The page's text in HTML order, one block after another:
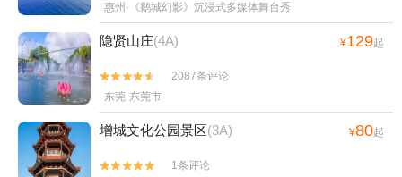
惠州·《鹅城幻影》沉浸式多媒体舞台秀
隐贤山庄(4A) ¥129起


2087条评论
东莞·东莞市
增城文化公园景区(3A) ¥80起

 1条评论